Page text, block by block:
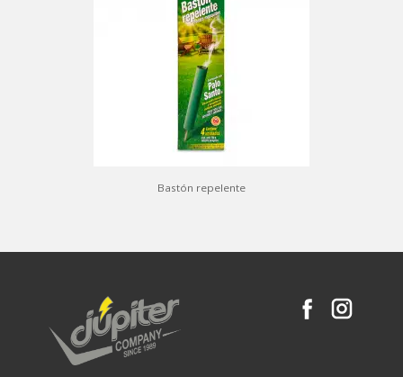
Bastón repelente